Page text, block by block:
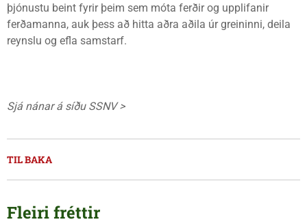
þjónustu beint fyrir þeim sem móta ferðir og upplifanir
ferðamanna, auk þess að hitta aðra aðila úr greininni, deila
reynslu og efla samstarf.
Sjá nánar á síðu SSNV >
TIL BAKA
Fleiri fréttir